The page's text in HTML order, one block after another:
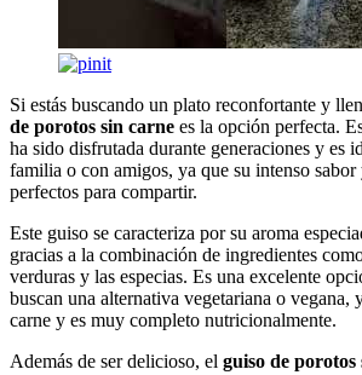
Si estás buscando un plato reconfortante y
de porotos sin carne es la opción perfecta.
ha sido disfrutada durante generaciones y es
familia o con amigos, ya que su intenso sabor
perfectos para compartir.
Este guiso se caracteriza por su aroma
gracias a la combinación de ingredientes
verduras y las especias. Es una excelente
buscan una alternativa vegetariana o vegana,
carne y es muy completo nutricionalmente.
Además de ser delicioso, el guiso de porotos